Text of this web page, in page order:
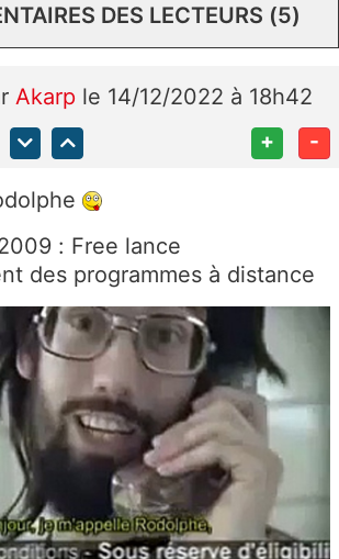
DES LECTEURS (5)
Akarp le 14/12/2022 à 18h42
+ -
: Free lance
des programmes à distance